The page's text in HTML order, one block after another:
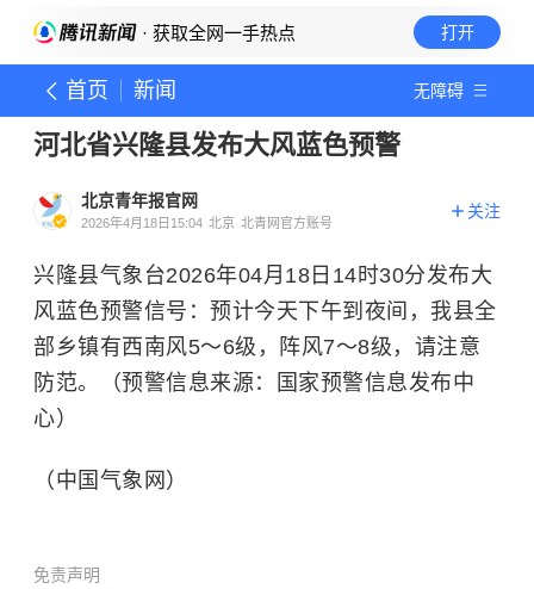
· 获取全网一手热点 打开
首页 新闻 无障碍
河北省兴隆县发布大风蓝色预警
北京青年报官网
2026年4月18日15:04 北京 北青网官方账号
关注
兴隆县气象台2026年04月18日14时30分发布大
风蓝色预警信号：预计今天下午到夜间，我县全
部乡镇有西南风5～6级，阵风7～8级，请注意
防范。（预警信息来源：国家预警信息发布中
心）
（中国气象网）
免责声明